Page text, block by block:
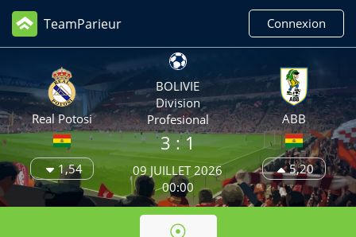
TeamParieur Connexion
Real Potosi
1,54
BOLIVIE
Division
Profesional
3 : 1
09 JUILLET 2026
00:00
ABB
5,20